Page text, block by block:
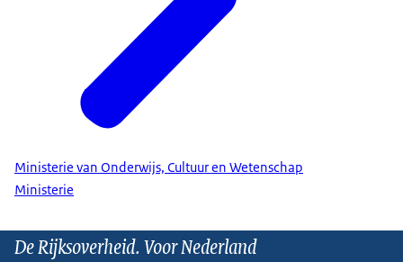
Ministerie van Onderwijs, Cultuur en Wetenschap
Ministerie
De Rijksoverheid. Voor Nederland